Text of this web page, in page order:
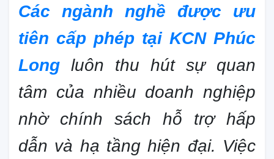
Các ngành nghề được ưu
tiên cấp phép tại KCN Phúc
Long luôn thu hút sự quan
tâm của nhiều doanh nghiệp
nhờ chính sách hỗ trợ hấp
dẫn và hạ tầng hiện đại. Việc